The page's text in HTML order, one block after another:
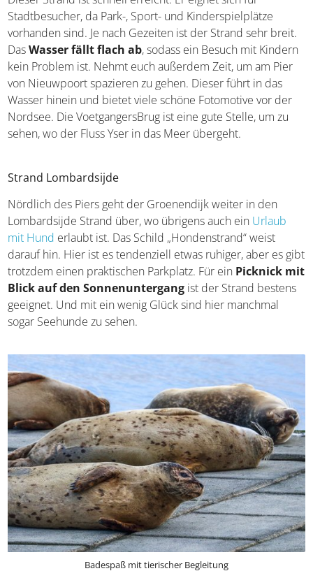
Dieser Strand ist schnell erreicht. Er eignet sich für
Stadtbesucher, da Park-, Sport- und Kinderspielplätze
vorhanden sind. Je nach Gezeiten ist der Strand sehr
breit. Das Wasser fällt flach ab, sodass ein Besuch mit
Kindern kein Problem ist. Nehmt euch außerdem Zeit, um
am Pier von Nieuwpoort spazieren zu gehen. Dieser führt
in das Wasser hinein und bietet viele schöne Fotomotive
vor der Nordsee. Die VoetgangersBrug ist eine gute Stelle,
um zu sehen, wo der Fluss Yser in das Meer übergeht.
Strand Lombardsijde
Nördlich des Piers geht der Groenendijk weiter in den
Lombardsijde Strand über, wo übrigens auch ein
Urlaub
mit Hund
erlaubt ist. Das Schild „Hondenstrand“ weist
darauf hin. Hier ist es tendenziell etwas ruhiger, aber es
gibt trotzdem einen praktischen Parkplatz. Für ein
Picknick mit Blick auf den Sonnenuntergang ist der
Strand bestens geeignet. Und mit ein wenig Glück sind
hier manchmal sogar Seehunde zu sehen.
Badespaß mit tierischer Begleitung